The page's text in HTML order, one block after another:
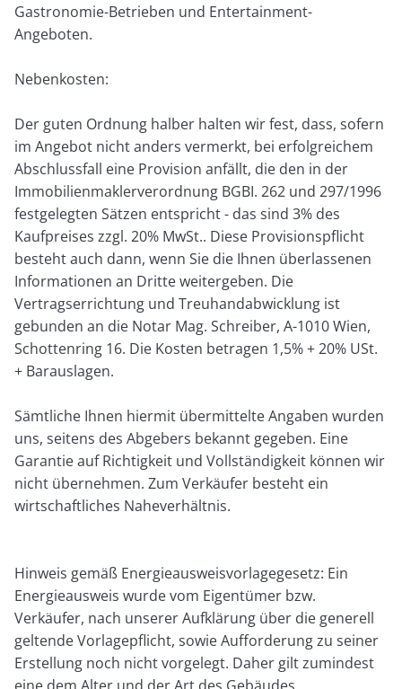
Gastronomie-Betrieben und Entertainment-
Angeboten.
Nebenkosten:
Der guten Ordnung halber halten wir fest, dass, sofern
im Angebot nicht anders vermerkt, bei erfolgreichem
Abschlussfall eine Provision anfällt, die den in der
Immobilienmaklerverordnung BGBI. 262 und 297/1996
festgelegten Sätzen entspricht - das sind 3% des
Kaufpreises zzgl. 20% MwSt.. Diese Provisionspflicht
besteht auch dann, wenn Sie die Ihnen überlassenen
Informationen an Dritte weitergeben. Die
Vertragserrichtung und Treuhandabwicklung ist
gebunden an die Notar Mag. Schreiber, A-1010 Wien,
Schottenring 16. Die Kosten betragen 1,5% + 20% USt.
+ Barauslagen.
Sämtliche Ihnen hiermit übermittelte Angaben wurden
uns, seitens des Abgebers bekannt gegeben. Eine
Garantie auf Richtigkeit und Vollständigkeit können wir
nicht übernehmen. Zum Verkäufer besteht ein
wirtschaftliches Naheverhältnis.
Hinweis gemäß Energieausweisvorlagegesetz: Ein
Energieausweis wurde vom Eigentümer bzw.
Verkäufer, nach unserer Aufklärung über die generell
geltende Vorlagepflicht, sowie Aufforderung zu seiner
Erstellung noch nicht vorgelegt. Daher gilt zumindest